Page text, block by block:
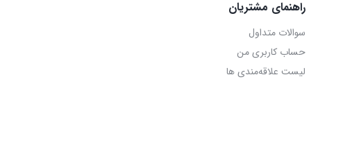
راهنمای مشتریان
سوالات متداول
حساب کاربری من
لیست علاقه‌مندی ها